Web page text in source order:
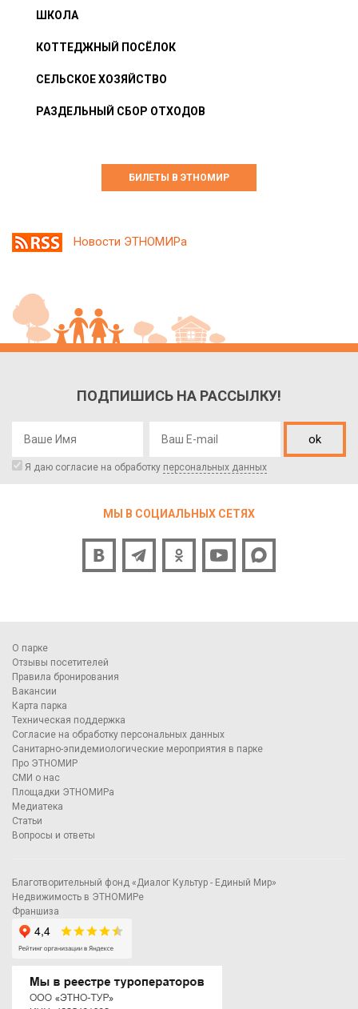
ШКОЛА
КОТТЕДЖНЫЙ ПОСЁЛОК
СЕЛЬСКОЕ ХОЗЯЙСТВО
РАЗДЕЛЬНЫЙ СБОР ОТХОДОВ
БИЛЕТЫ В ЭТНОМИР
Новости ЭТНОМИРа
ПОДПИШИСЬ НА РАССЫЛКУ!
ok
Я даю согласие на обработку персональных данных
МЫ В СОЦИАЛЬНЫХ СЕТЯХ
О парке
Отзывы посетителей
Правила бронирования
Вакансии
Карта парка
Техническая поддержка
Согласие на обработку персональных данных
Санитарно-эпидемиологические мероприятия в парке
Про ЭТНОМИР
СМИ о нас
Площадки ЭТНОМИРа
Медиатека
Статьи
Вопросы и ответы
Благотворительный фонд «Диалог Культур - Единый Мир»
Недвижимость в ЭТНОМИРе
Франшиза